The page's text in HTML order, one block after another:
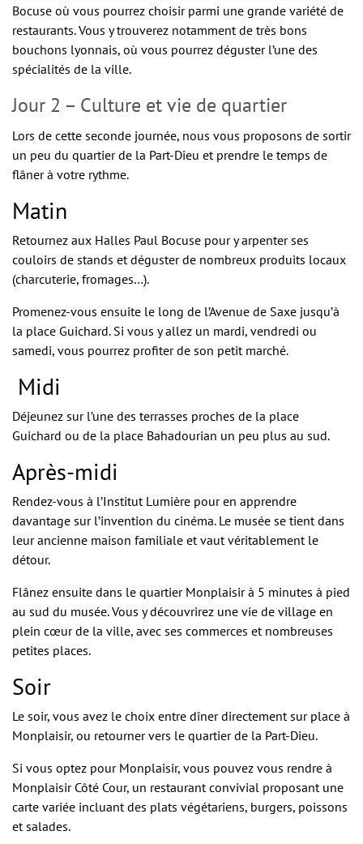
Bocuse où vous pourrez choisir parmi une grande variété de
restaurants. Vous y trouverez notamment de très bons
bouchons lyonnais, où vous pourrez déguster l’une des
spécialités de la ville.
Jour 2 – Culture et vie de quartier
Lors de cette seconde journée, nous vous proposons de sortir
un peu du quartier de la Part-Dieu et prendre le temps de
flâner à votre rythme.
Matin
Retournez aux Halles Paul Bocuse pour y arpenter ses
couloirs de stands et déguster de nombreux produits locaux
(charcuterie, fromages…).
Promenez-vous ensuite le long de l’Avenue de Saxe jusqu’à
la place Guichard. Si vous y allez un mardi, vendredi ou
samedi, vous pourrez profiter de son petit marché.
Midi
Déjeunez sur l’une des terrasses proches de la place
Guichard ou de la place Bahadourian un peu plus au sud.
Après-midi
Rendez-vous à l’Institut Lumière pour en apprendre
davantage sur l’invention du cinéma. Le musée se tient dans
leur ancienne maison familiale et vaut véritablement le
détour.
Flânez ensuite dans le quartier Monplaisir à 5 minutes à pied
au sud du musée. Vous y découvrirez une vie de village en
plein cœur de la ville, avec ses commerces et nombreuses
petites places.
Soir
Le soir, vous avez le choix entre dîner directement sur place à
Monplaisir, ou retourner vers le quartier de la Part-Dieu.
Si vous optez pour Monplaisir, vous pouvez vous rendre à
Monplaisir Côté Cour, un restaurant convivial proposant une
carte variée incluant des plats végétariens, burgers, poissons
et salades.